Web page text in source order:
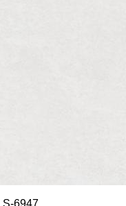
S-6947